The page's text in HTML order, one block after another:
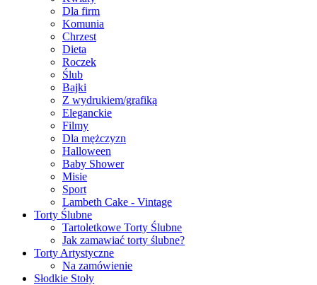
Dla firm
Komunia
Chrzest
Dieta
Roczek
Ślub
Bajki
Z wydrukiem/grafiką
Eleganckie
Filmy
Dla mężczyzn
Halloween
Baby Shower
Misie
Sport
Lambeth Cake - Vintage
Torty Ślubne
Tartoletkowe Torty Ślubne
Jak zamawiać torty ślubne?
Torty Artystyczne
Na zamówienie
Słodkie Stoły